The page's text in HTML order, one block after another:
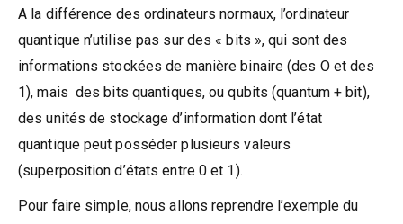
A la différence des ordinateurs normaux, l’ordinateur
quantique n’utilise pas sur des « bits », qui sont des
informations stockées de manière binaire (des O et des
1), mais des bits quantiques, ou qubits (quantum + bit),
des unités de stockage d’information dont l’état
quantique peut posséder plusieurs valeurs
(superposition d’états entre 0 et 1).
Pour faire simple, nous allons reprendre l’exemple du